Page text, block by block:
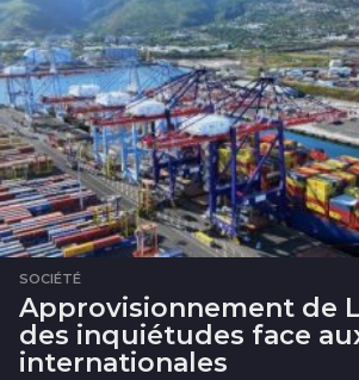
SOCIÉTÉ
Approvisionnement de
des inquiétudes face
internationales